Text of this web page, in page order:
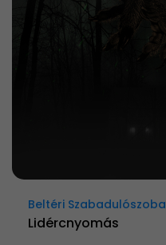
Beltéri Szabadulószoba
Lidércnyomás